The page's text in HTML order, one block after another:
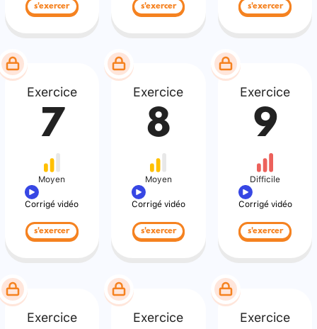
s'exercer s'exercer s'exercer
Exercice
7
Moyen
Corrigé vidéo
s'exercer
Exercice
8
Moyen
Corrigé vidéo
s'exercer
Exercice
9
Difficile
Corrigé vidéo
s'exercer
Exercice Exercice Exercice